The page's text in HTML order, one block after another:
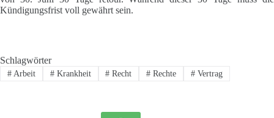
Kündigungsfrist voll gewährt sein.
Schlagwörter
#Arbeit #Krankheit # Recht # Rechte # Vertrag